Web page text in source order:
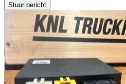
Stuur bericht